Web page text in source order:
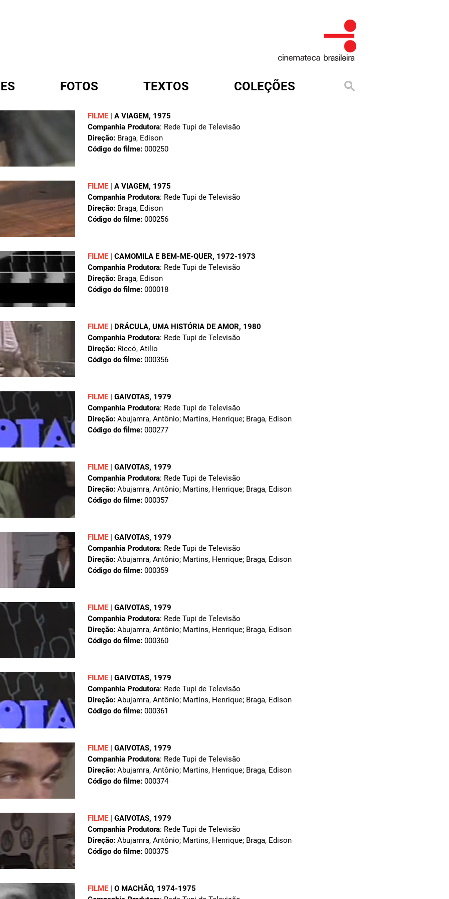
FOTOS TEXTOS COLEÇÕES
FILME | A VIAGEM, 1975
Companhia Produtora: Rede Tupi de Televisão
Direção: Braga, Edison
Código do filme: 000250
FILME | A VIAGEM, 1975
Companhia Produtora: Rede Tupi de Televisão
Direção: Braga, Edison
Código do filme: 000256
FILME | CAMOMILA E BEM-ME-QUER, 1972-1973
Companhia Produtora: Rede Tupi de Televisão
Direção: Braga, Edison
Código do filme: 000018
FILME | DRÁCULA, UMA HISTÓRIA DE AMOR, 1980
Companhia Produtora: Rede Tupi de Televisão
Direção: Riccó, Atilio
Código do filme: 000356
FILME | GAIVOTAS, 1979
Companhia Produtora: Rede Tupi de Televisão
Direção: Abujamra, Antônio; Martins, Henrique; Braga, Edison
Código do filme: 000277
FILME | GAIVOTAS, 1979
Companhia Produtora: Rede Tupi de Televisão
Direção: Abujamra, Antônio; Martins, Henrique; Braga, Edison
Código do filme: 000357
FILME | GAIVOTAS, 1979
Companhia Produtora: Rede Tupi de Televisão
Direção: Abujamra, Antônio; Martins, Henrique; Braga, Edison
Código do filme: 000359
FILME | GAIVOTAS, 1979
Companhia Produtora: Rede Tupi de Televisão
Direção: Abujamra, Antônio; Martins, Henrique; Braga, Edison
Código do filme: 000360
FILME | GAIVOTAS, 1979
Companhia Produtora: Rede Tupi de Televisão
Direção: Abujamra, Antônio; Martins, Henrique; Braga, Edison
Código do filme: 000361
FILME | GAIVOTAS, 1979
Companhia Produtora: Rede Tupi de Televisão
Direção: Abujamra, Antônio; Martins, Henrique; Braga, Edison
Código do filme: 000374
FILME | GAIVOTAS, 1979
Companhia Produtora: Rede Tupi de Televisão
Direção: Abujamra, Antônio; Martins, Henrique; Braga, Edison
Código do filme: 000375
FILME | O MACHÃO, 1974-1975